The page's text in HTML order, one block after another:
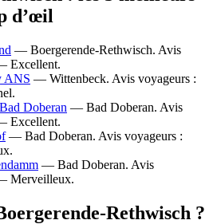
d’œil
— Boergerende-Rethwisch. Avis
Excellent.
ANS — Wittenbeck. Avis voyageurs :
Doberan — Bad Doberan. Avis
Excellent.
— Bad Doberan. Avis voyageurs :
— Bad Doberan. Avis
Merveilleux.
Rethwisch ?